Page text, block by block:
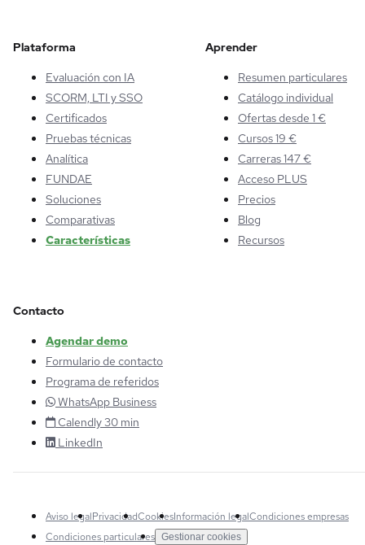
Plataforma
Evaluación con IA
SCORM, LTI y SSO
Certificados
Pruebas técnicas
Analítica
FUNDAE
Soluciones
Comparativas
Características
Aprender
Resumen particulares
Catálogo individual
Ofertas desde 1 €
Cursos 19 €
Carreras 147 €
Acceso PLUS
Precios
Blog
Recursos
Contacto
Agendar demo
Formulario de contacto
Programa de referidos
WhatsApp Business
Calendly 30 min
LinkedIn
Aviso legalPrivacidadCookiesInformación legalCondiciones empresas
Condiciones particulares Gestionar cookies